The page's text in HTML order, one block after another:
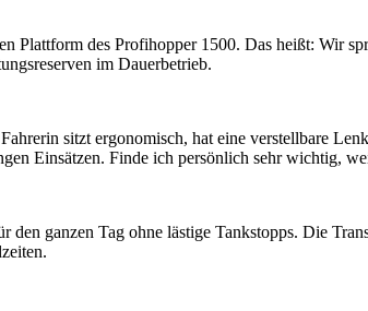
des Profihopper 1500. Das heißt: Wir
im Dauerbetrieb.
sitzt ergonomisch, hat eine verstellbare
Einsätzen. Finde ich persönlich sehr wichtig,
ganzen Tag ohne lästige Tankstopps. Die